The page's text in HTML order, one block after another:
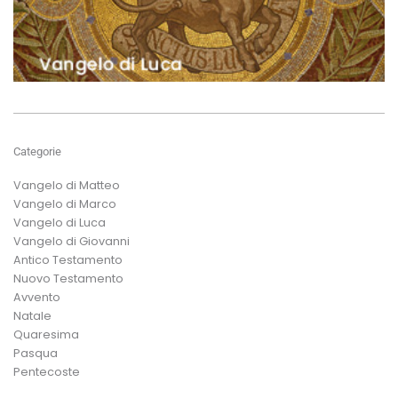
Categorie
Vangelo di Matteo
Vangelo di Marco
Vangelo di Luca
Vangelo di Giovanni
Antico Testamento
Nuovo Testamento
Avvento
Natale
Quaresima
Pasqua
Pentecoste